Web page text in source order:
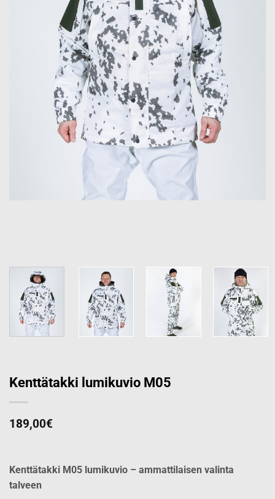
Kenttätakki lumikuvio M05
189,00€
Kenttätakki M05 lumikuvio – ammattilaisen valinta
talveen